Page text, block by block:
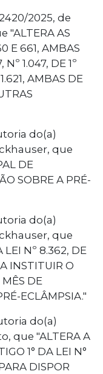
2025, de
"ALTERA AS
E 661, AMBAS
1.047, DE 1º
AMBAS DE
do(a)
que
DE
SOBRE A PRÉ-
do(a)
que
LEI Nº 8.362, DE
INSTITUIR O
DE
ECLÂMPSIA."
do(a)
que "ALTERA A
1° DA LEI N°
DISPOR